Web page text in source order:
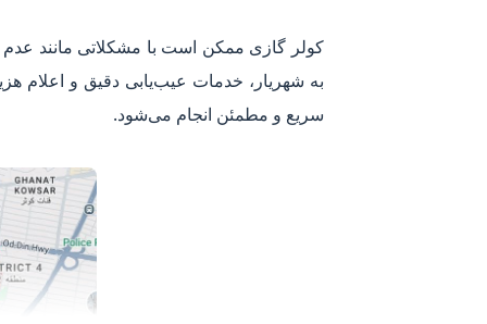
کولر گازی ممکن است با مشکلاتی مانند
به شهریار، خدمات عیب‌یابی دقیق و اعلام
سریع و مطمئن انجام می‌شود.